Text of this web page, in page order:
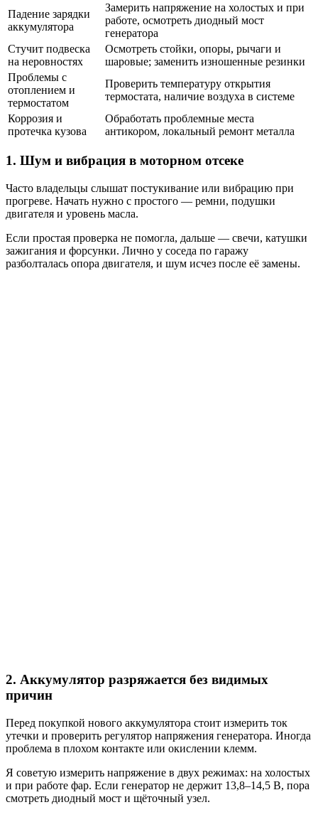
Падение зарядки
аккумулятора
Замерить напряжение на холостых и при
работе, осмотреть диодный мост
генератора
Стучит подвеска
на неровностях
Осмотреть стойки, опоры, рычаги и
шаровые; заменить изношенные резинки
Проблемы с
отоплением и
термостатом
Проверить температуру открытия
термостата, наличие воздуха в системе
Коррозия и
протечка кузова
Обработать проблемные места
антикором, локальный ремонт металла
1. Шум и вибрация в моторном отсеке
Часто владельцы слышат постукивание или вибрацию при
прогреве. Начать нужно с простого — ремни, подушки
двигателя и уровень масла.
Если простая проверка не помогла, дальше — свечи, катушки
зажигания и форсунки. Лично у соседа по гаражу
разболталась опора двигателя, и шум исчез после её замены.
2. Аккумулятор разряжается без видимых
причин
Перед покупкой нового аккумулятора стоит измерить ток
утечки и проверить регулятор напряжения генератора. Иногда
проблема в плохом контакте или окислении клемм.
Я советую измерить напряжение в двух режимах: на холостых
и при работе фар. Если генератор не держит 13,8–14,5 В, пора
смотреть диодный мост и щёточный узел.